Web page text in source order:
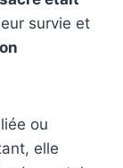
survie et
ou
elle